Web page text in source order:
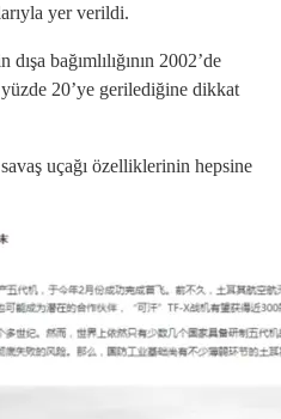
yer verildi.
bağımlılığının 2002’de
20’ye gerilediğine dikkat
uçağı özelliklerinin hepsine